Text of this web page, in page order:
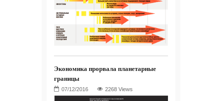
Экономика прорвала планетарные
границы
2268 Views